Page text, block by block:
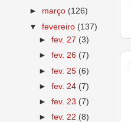
► março (126)
▼fevereiro (137)
►fev. 27 (3)
►fev. 26 (7)
►fev. 25 (6)
►fev. 24 (7)
►fev. 23 (7)
►fev. 22 (8)